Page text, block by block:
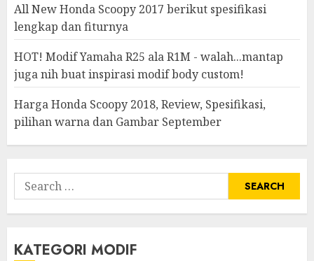
All New Honda Scoopy 2017 berikut spesifikasi
lengkap dan fiturnya
HOT! Modif Yamaha R25 ala R1M - walah...mantap
juga nih buat inspirasi modif body custom!
Harga Honda Scoopy 2018, Review, Spesifikasi,
pilihan warna dan Gambar September
Search
for:
KATEGORI MODIF